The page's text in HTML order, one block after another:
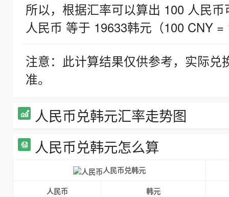
所以，根据汇率可以算出 100 人民
人民币 等于 19633韩元（100 CNY =
注意：此计算结果仅供参考，实际
准。
人民币兑韩元汇率走势图
人民币兑韩元怎么算
人民币兑韩元
人民币
韩元